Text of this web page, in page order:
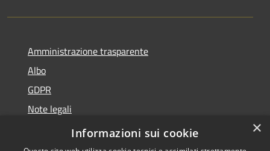
Amministrazione trasparente
Albo
GDPR
Note legali
Dichiarazione di accessibilità
×
Informazioni sui cookie